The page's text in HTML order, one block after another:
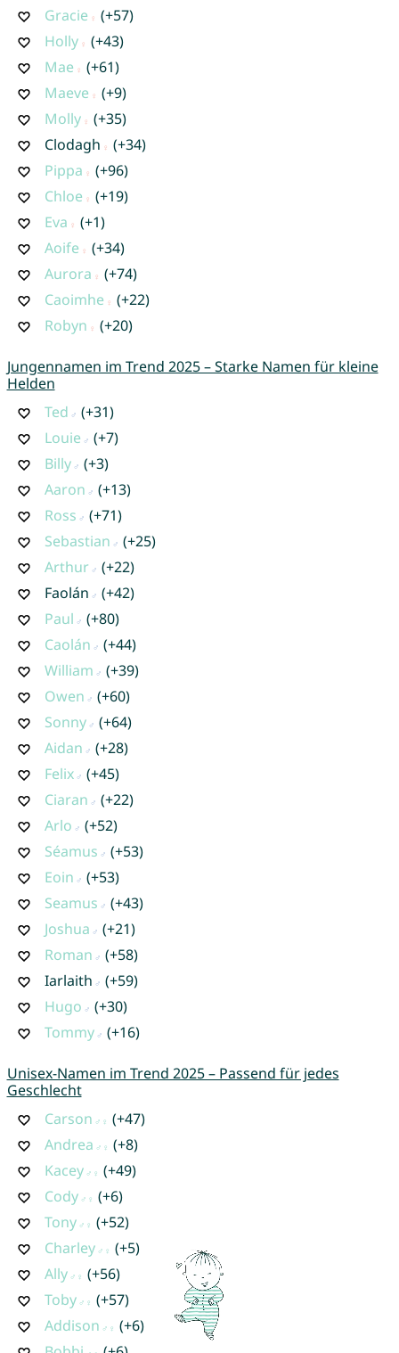
Gracie
(+57)
Holly
(+43)
Mae
(+61)
Maeve
(+9)
Molly
(+35)
Clodagh
(+34)
Pippa
(+96)
Chloe
(+19)
Eva
(+1)
Aoife
(+34)
Aurora
(+74)
Caoimhe
(+22)
Robyn
(+20)
Jungennamen im Trend 2025 – Starke Namen für kleine
Helden
Ted
(+31)
Louie
(+7)
Billy
(+3)
Aaron
(+13)
Ross
(+71)
Sebastian
(+25)
Arthur
(+22)
Faolán
(+42)
Paul
(+80)
Caolán
(+44)
William
(+39)
Owen
(+60)
Sonny
(+64)
Aidan
(+28)
Felix
(+45)
Ciaran
(+22)
Arlo
(+52)
Séamus
(+53)
Eoin
(+53)
Seamus
(+43)
Joshua
(+21)
Roman
(+58)
Iarlaith
(+59)
Hugo
(+30)
Tommy
(+16)
Unisex-Namen im Trend 2025 – Passend für jedes
Geschlecht
Carson
(+47)
Andrea
(+8)
Kacey
(+49)
Cody
(+6)
Tony
(+52)
Charley
(+5)
Ally
(+56)
Toby
(+57)
Addison
(+6)